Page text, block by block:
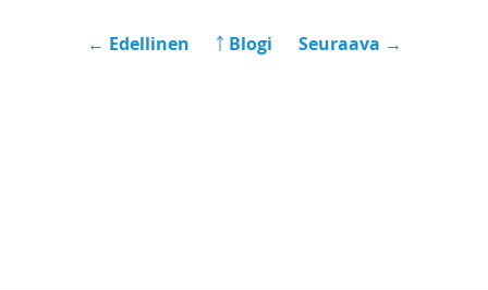
← Edellinen ￪ Blogi Seuraava →